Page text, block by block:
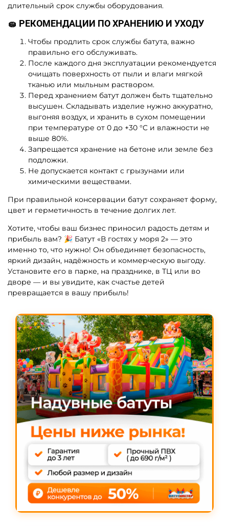
длительный срок службы оборудования.
🧽 РЕКОМЕНДАЦИИ ПО ХРАНЕНИЮ И УХОДУ
Чтобы продлить срок службы батута, важно
правильно его обслуживать.
После каждого дня эксплуатации рекомендуется
очищать поверхность от пыли и влаги мягкой
тканью или мыльным раствором.
Перед хранением батут должен быть тщательно
высушен. Складывать изделие нужно аккуратно,
выгоняя воздух, и хранить в сухом помещении
при температуре от 0 до +30 °C и влажности не
выше 80%.
Запрещается хранение на бетоне или земле без
подложки.
Не допускается контакт с грызунами или
химическими веществами.
При правильной консервации батут сохраняет форму,
цвет и герметичность в течение долгих лет.
Хотите, чтобы ваш бизнес приносил радость детям и
прибыль вам? 🎉 Батут «В гостях у моря 2» — это
именно то, что нужно! Он объединяет безопасность,
яркий дизайн, надёжность и коммерческую выгоду.
Установите его в парке, на празднике, в ТЦ или во
дворе — и вы увидите, как счастье детей
превращается в вашу прибыль!